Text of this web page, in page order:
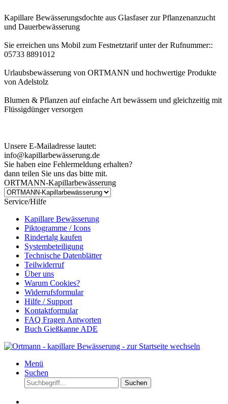
Kapillare Bewässerungsdochte aus Glasfaser zur Pflanzenanzucht
und Dauerbewässerung
Sie erreichen uns Mobil zum Festnetztarif unter der Rufnummer::
05733 8891012
Urlaubsbewässerung von ORTMANN und hochwertige Produkte
von Adelstolz
Blumen & Pflanzen auf einfache Art bewässern und gleichzeitig mit
Flüssigdünger versorgen
Unsere E-Mailadresse lautet:
info@kapillarbewässerung.de
Sie haben eine Fehlermeldung erhalten?
dann teilen Sie uns das bitte mit.
ORTMANN-Kapillarbewässerung
Service/Hilfe
Kapillare Bewässerung
Piktogramme / Icons
Rindertalg kaufen
Systembeteiligung
Technische Datenblätter
Teilwiderruf
Über uns
Warum Cookies?
Widerrufsformular
Hilfe / Support
Kontaktformular
FAQ Fragen Antworten
Buch Gießkanne ADE
Menü
Suchen
Suchen